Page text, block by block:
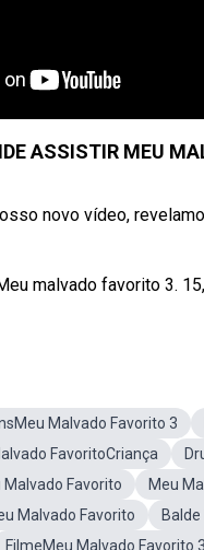
ASSISTIR MEU
novo vídeo,
malvado favorito 3.
Malvado Favorito 3
FavoritoCriança
Malvado Favorito Meu
Malvado Favorito
FilmeMeu Malvado Favorito 3